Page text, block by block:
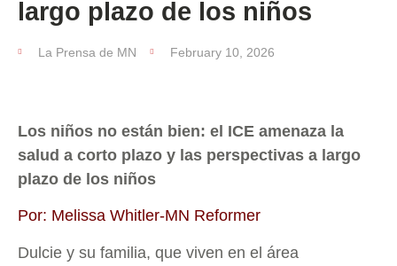
largo plazo de los niños
La Prensa de MN February 10, 2026
Los niños no están bien: el ICE amenaza la
salud a corto plazo y las perspectivas a largo
plazo de los niños
Por: Melissa Whitler-MN Reformer
Dulcie y su familia, que viven en el área